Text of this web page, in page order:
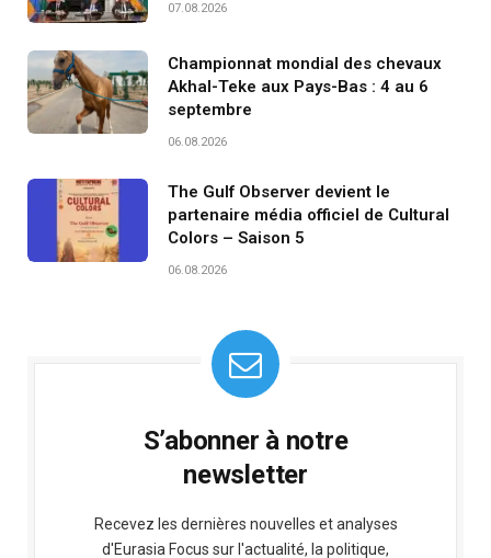
07.08.2026
Championnat mondial des chevaux
Akhal-Teke aux Pays-Bas : 4 au 6
septembre
06.08.2026
The Gulf Observer devient le
partenaire média officiel de Cultural
Colors – Saison 5
06.08.2026
S’abonner à notre
newsletter
Recevez les dernières nouvelles et analyses
d'Eurasia Focus sur l'actualité, la politique,